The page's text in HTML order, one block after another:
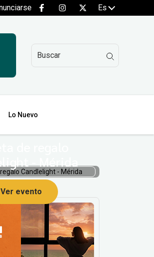
Es
Lo Nuevo
- Mérida
Ver evento